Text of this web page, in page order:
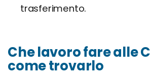
trasferimento.
Che lavoro fare alle
come trovarlo